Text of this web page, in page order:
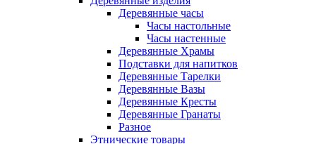
Деревянные часы
Часы настольные
Часы настенные
Деревянные Храмы
Подставки для напитков
Деревянные Тарелки
Деревянные Вазы
Деревянные Кресты
Деревянные Гранаты
Разное
Этнические товары